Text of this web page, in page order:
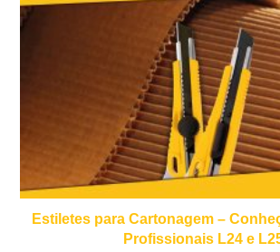
Estiletes para Cartonagem –
Profissionais L24 e